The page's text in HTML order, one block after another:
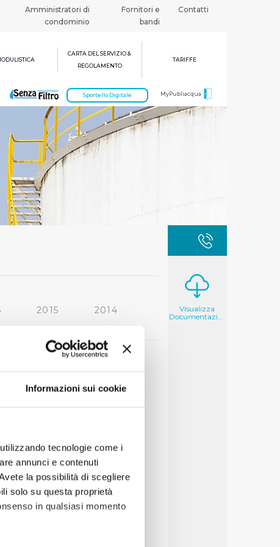
Informazioni sui cookie
tecnologie come i
annunci e contenuti
la possibilità di scegliere
solo su questa proprietà
in qualsiasi momento
Amministratori di
condominio
Fornitori e
bandi
Contatti
CARTA DEL SERVIZIO &
REGOLAMENTO
TARIFFE
MyPubliacqua
Sportello Digitale
2015
2014
Visualizza
Documentazione